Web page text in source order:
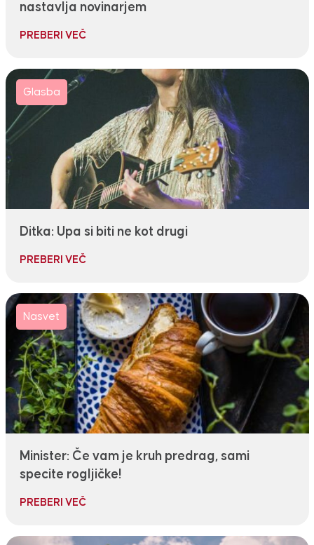
nastavlja novinarjem
PREBERI VEČ
Glasba
Ditka: Upa si biti ne kot drugi
PREBERI VEČ
Nasvet
Minister: Če vam je kruh predrag, sami
specite rogljičke!
PREBERI VEČ